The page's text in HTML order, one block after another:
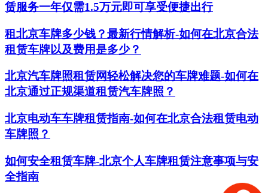
赁服务一年仅需1.5万元即可享受便捷出行
租北京车牌多少钱？最新行情解析-如何在北京合法
租赁车牌以及费用是多少？
北京汽车牌照租赁网轻松解决您的车牌难题-如何在
北京通过正规渠道租赁汽车牌照？
北京电动车车牌租赁指南-如何在北京合法租赁电动
车牌照？
如何安全租赁车牌-北京个人车牌租赁注意事项与安
全指南